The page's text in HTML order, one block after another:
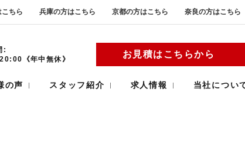
ちら 兵庫の方はこちら 京都の方はこちら 奈良の方はこちら
:
《年中無休》
お見積はこちらから
の声 スタッフ紹介 求人情報 当社につい